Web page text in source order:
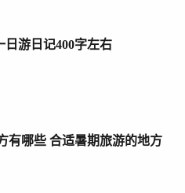
日游日记400字左右
有哪些 合适暑期旅游的地方